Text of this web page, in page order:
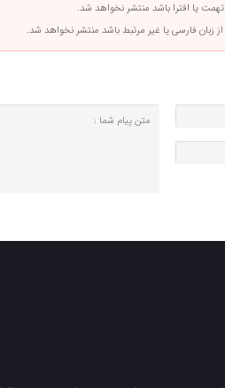
یا افترا باشد منتشر نخواهد شد.
زبان فارسی یا غیر مرتبط باشد منتشر نخواهد شد.